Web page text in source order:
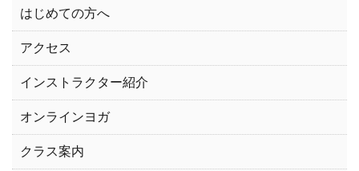
はじめての方へ
アクセス
インストラクター紹介
オンラインヨガ
クラス案内